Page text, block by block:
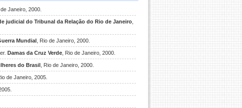
de Janeiro, 2000.
judicial do Tribunal da Relação do Rio de Janeiro
Mundial , Rio de Janeiro, 2000.
Damas da Cruz Verde , Rio de Janeiro, 2000.
do Brasil , Rio de Janeiro, 2000.
de Janeiro, 2005.